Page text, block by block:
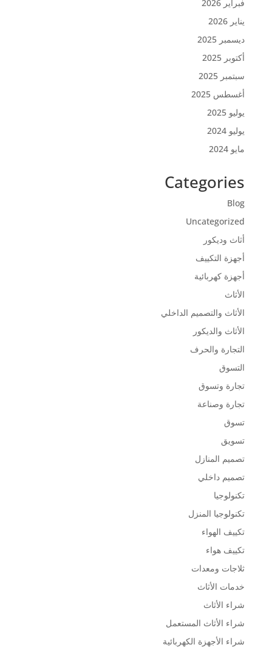
فبراير 2026
يناير 2026
ديسمبر 2025
أكتوبر 2025
سبتمبر 2025
أغسطس 2025
يوليو 2025
يوليو 2024
مايو 2024
Categories
Blog
Uncategorized
أثاث وديكور
أجهزة التكييف
أجهزة كهربائية
الأثاث
الأثاث والتصميم الداخلي
الأثاث والديكور
التجارة والحرف
التسوق
تجارة وتسوق
تجارة وصناعة
تسوق
تسويق
تصميم المنازل
تصميم داخلي
تكنولوجيا
تكنولوجيا المنزل
تكييف الهواء
تكييف هواء
ثلاجات ومعدات
خدمات الأثاث
شراء الأثاث
شراء الأثاث المستعمل
شراء الأجهزة الكهربائية